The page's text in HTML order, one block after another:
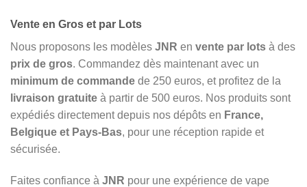
Vente en Gros et par Lots
Nous proposons les modèles JNR en vente par lots à des
prix de gros. Commandez dès maintenant avec un
minimum de commande de 250 euros, et profitez de la
livraison gratuite à partir de 500 euros. Nos produits sont
expédiés directement depuis nos dépôts en France,
Belgique et Pays-Bas, pour une réception rapide et
sécurisée.
Faites confiance à JNR pour une expérience de vape